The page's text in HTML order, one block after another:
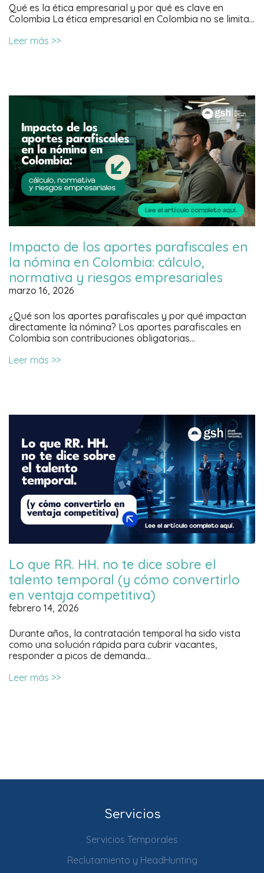
Qué es la ética empresarial y por qué es clave en
Colombia La ética empresarial en Colombia no se limita…
Leer más >>
Impacto de los aportes parafiscales en
la nómina en Colombia: cálculo,
normativa y riesgos empresariales
marzo 16, 2026
¿Qué son los aportes parafiscales y por qué impactan
directamente la nómina? Los aportes parafiscales en
Colombia son contribuciones obligatorias…
Leer más >>
Lo que RR. HH. no te dice sobre el
talento temporal (y cómo convertirlo
en ventaja competitiva)
febrero 14, 2026
Durante años, la contratación temporal ha sido vista
como una solución rápida para cubrir vacantes,
responder a picos de demanda…
Leer más >>
Servicios
Servicios Temporales
Reclutamiento y HeadHunting